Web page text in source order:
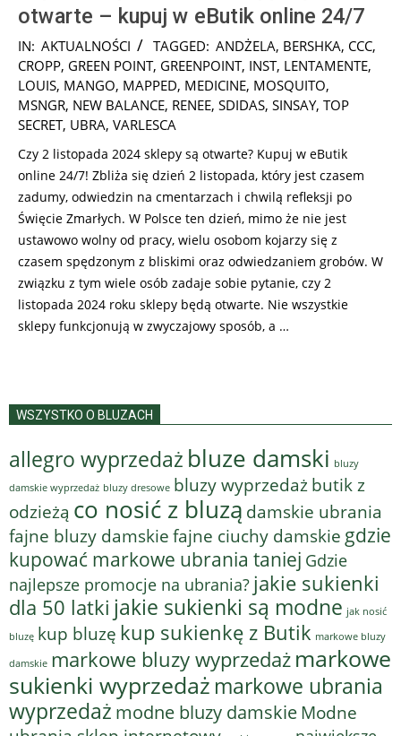
otwarte – kupuj w eButik online 24/7
2024-
10-
31
IN: AKTUALNOŚCI TAGGED: ANDŻELA, BERSHKA, CCC,
CROPP, GREEN POINT, GREENPOINT, INST, LENTAMENTE,
LOUIS, MANGO, MAPPED, MEDICINE, MOSQUITO,
MSNGR, NEW BALANCE, RENEE, SDIDAS, SINSAY, TOP
SECRET, UBRA, VARLESCA
Czy 2 listopada 2024 sklepy są otwarte? Kupuj w eButik
online 24/7! Zbliża się dzień 2 listopada, który jest czasem
zadumy, odwiedzin na cmentarzach i chwilą refleksji po
Święcie Zmarłych. W Polsce ten dzień, mimo że nie jest
ustawowo wolny od pracy, wielu osobom kojarzy się z
czasem spędzonym z bliskimi oraz odwiedzaniem grobów. W
związku z tym wiele osób zadaje sobie pytanie, czy 2
listopada 2024 roku sklepy będą otwarte. Nie wszystkie
sklepy funkcjonują w zwyczajowy sposób, a …
WSZYSTKO O BLUZACH
allegro wyprzedaż bluze damski bluzy
damskie wyprzedaż bluzy dresowe bluzy wyprzedaż butik z
odzieżą co nosić z bluzą damskie ubrania
fajne bluzy damskiefajne ciuchy damskie gdzie
kupować markowe ubrania taniej Gdzie
najlepsze promocje na ubrania? jakie sukienki
dla 50 latki jakie sukienki są modne jak nosić
bluzę kup bluzę kup sukienkę z Butik markowe bluzy
damskie markowe bluzy wyprzedaż markowe
sukienki wyprzedaż markowe ubrania
wyprzedaż modne bluzy damskie Modne